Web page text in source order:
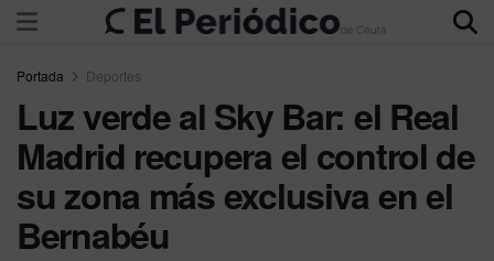
Portada Deportes
Luz verde al Sky Bar: el Real
Madrid recupera el control de
su zona más exclusiva en el
Bernabéu